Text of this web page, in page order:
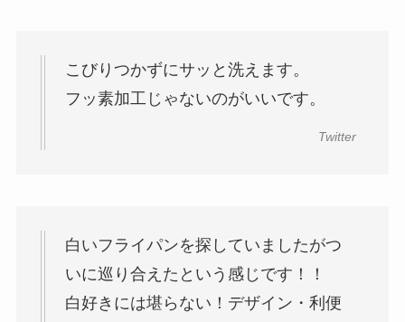
こびりつかずにサッと洗えます。
フッ素加工じゃないのがいいです。
Twitter
白いフライパンを探していましたがつ
いに巡り合えたという感じです！！
白好きには堪らない！デザイン・利便